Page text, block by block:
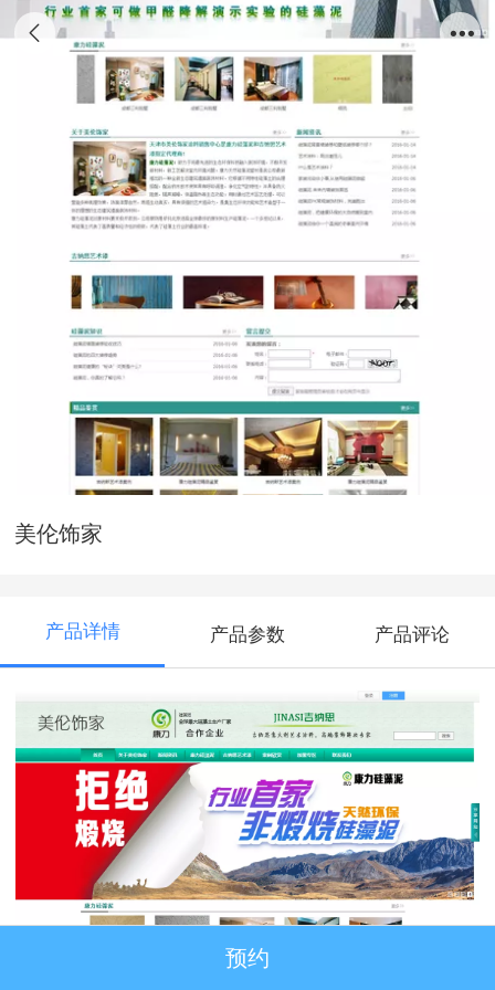
美伦饰家
产品详情 产品参数 产品评论
预约